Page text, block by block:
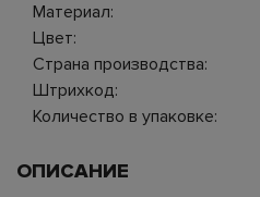
Материал:
Цвет:
Страна производства:
Штрихкод:
Количество в упаковке:
ОПИСАНИЕ